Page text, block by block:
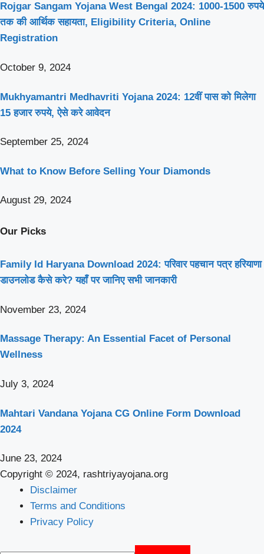
Rojgar Sangam Yojana West Bengal 2024: 1000-1500 रुपये
तक की आर्थिक सहायता, Eligibility Criteria, Online
Registration
October 9, 2024
Mukhyamantri Medhavriti Yojana 2024: 12वीं पास को मिलेगा
15 हजार रुपये, ऐसे करे आवेदन
September 25, 2024
What to Know Before Selling Your Diamonds
August 29, 2024
Our Picks
Family Id Haryana Download 2024: परिवार पहचान पत्र हरियाणा
डाउनलोड कैसे करे? यहाँ पर जानिए सभी जानकारी
November 23, 2024
Massage Therapy: An Essential Facet of Personal
Wellness
July 3, 2024
Mahtari Vandana Yojana CG Online Form Download
2024
June 23, 2024
Copyright © 2024, rashtriyayojana.org
Disclaimer
Terms and Conditions
Privacy Policy